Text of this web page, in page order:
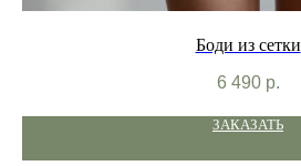
Боди из сетки
6 490 р.
ЗАКАЗАТЬ